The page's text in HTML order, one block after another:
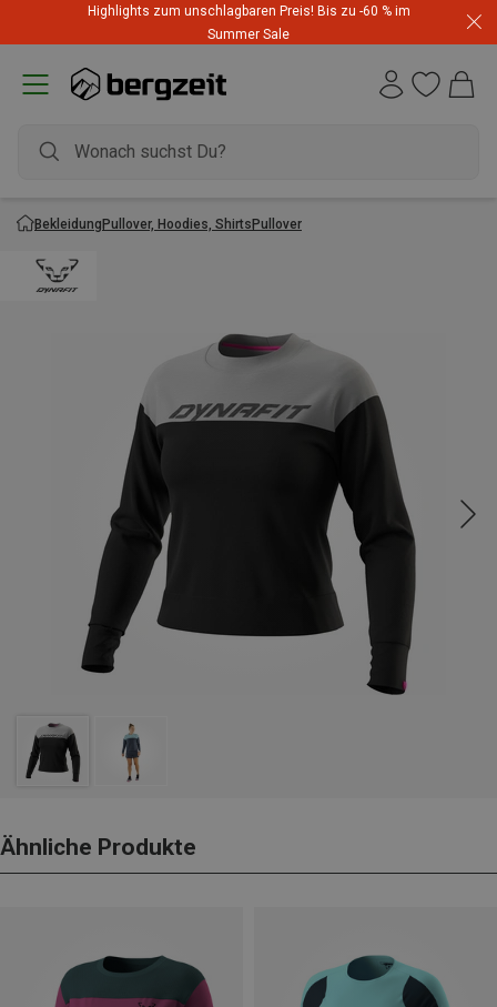
Highlights zum unschlagbaren Preis! Bis zu -60 % im
Summer Sale
BekleidungPullover, Hoodies, ShirtsPullover
Ähnliche Produkte